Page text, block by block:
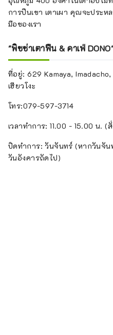
การปีนเขา เตาเผา คุณจะประ
มือของเรา
"พิซซ่าเตาฟืน & คาเฟ่
ที่อยู่: 629 Kamaya,
เฮียวโงะ
โทร:079-597-3714
เวลาทำการ: 11.00 - 15.00 น. (
ปิดทำการ: วันจันทร์ (หากวันจั
วันอังคารถัดไป)